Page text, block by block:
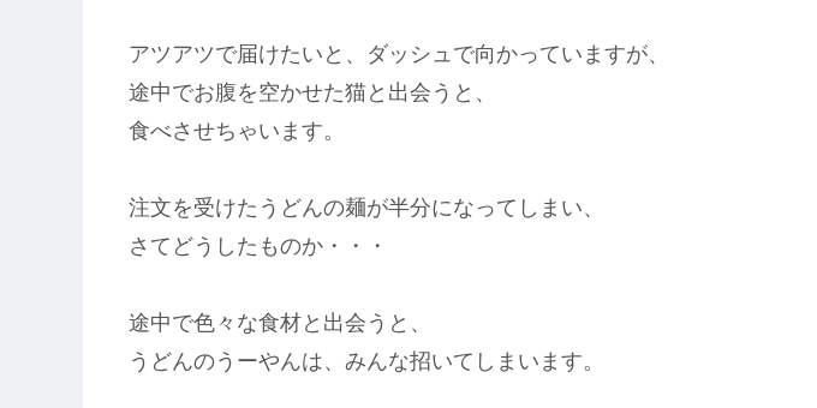
アツアツで届けたいと、ダッシュで向かっていますが、
途中でお腹を空かせた猫と出会うと、
食べさせちゃいます。
注文を受けたうどんの麺が半分になってしまい、
さてどうしたものか・・・
途中で色々な食材と出会うと、
うどんのうーやんは、みんな招いてしまいます。